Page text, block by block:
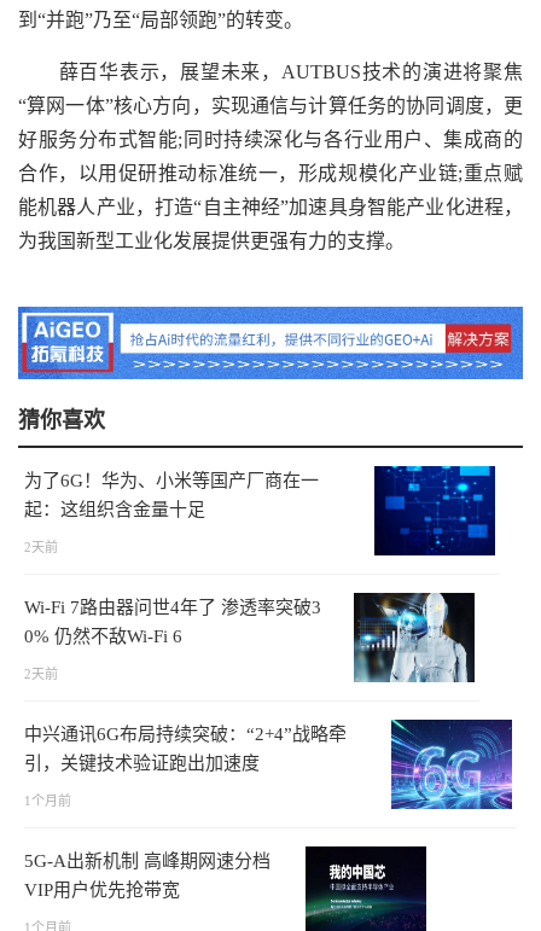
到“并跑”乃至“局部领跑”的转变。
薛百华表示，展望未来，AUTBUS技术的演进将聚焦
“算网一体”核心方向，实现通信与计算任务的协同调度，更
好服务分布式智能;同时持续深化与各行业用户、集成商的
合作，以用促研推动标准统一，形成规模化产业链;重点赋
能机器人产业，打造“自主神经”加速具身智能产业化进程，
为我国新型工业化发展提供更强有力的支撑。
猜你喜欢
为了6G！华为、小米等国产厂商在一
起：这组织含金量十足
2天前
Wi-Fi 7路由器问世4年了 渗透率突破3
0% 仍然不敌Wi-Fi 6
2天前
中兴通讯6G布局持续突破：“2+4”战略牵
引，关键技术验证跑出加速度
1个月前
5G-A出新机制 高峰期网速分档
VIP用户优先抢带宽
1个月前